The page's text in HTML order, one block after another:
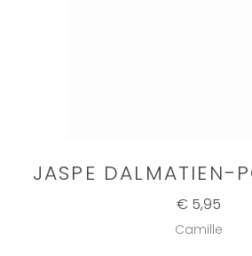
JASPE DALMATIEN-
€ 5,95
Camille